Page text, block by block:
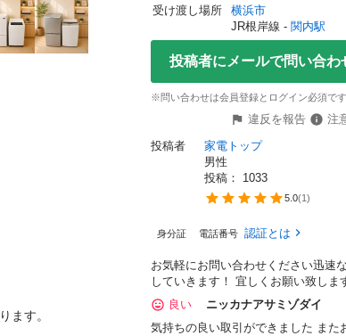
ます。
受け渡し場所
横浜市
JR根岸線 - 関内駅
投稿者にメールで問い合わ
※問い合わせは会員登録とログイン必須です
違反を報告
注
投稿者
家電トップ
男性
投稿： 1033
5.0(1)
身分証 電話番号 認証とは
お気軽にお問い合わせください迅速
していきます！ 宜しくお願い致しま
良い
ニッカナアサミゾダイ
気持ちの良い取引ができました また